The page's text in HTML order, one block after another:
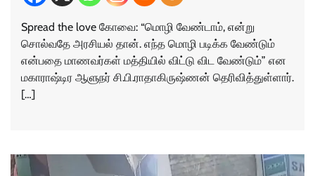
Spread the love கோவை: “மொழி வேண்டாம், என்று
சொல்வதே அரசியல் தான். எந்த மொழி படிக்க வேண்டும்
என்பதை மாணவர்கள் மத்தியில் விட்டு விட வேண்டும்” என
மகாராஷ்டிர ஆளுநர் சி.பி.ராதாகிருஷ்ணன் தெரிவித்துள்ளார்.
[…]